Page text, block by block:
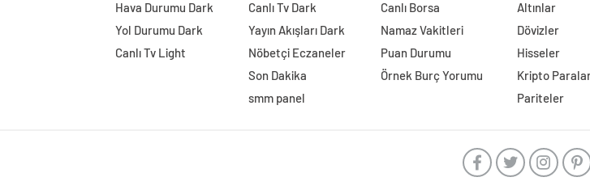
Hava Durumu Dark
Yol Durumu Dark
Canlı Tv Light
Canlı Tv Dark
Yayın Akışları Dark
Nöbetçi Eczaneler
Son Dakika
smm panel
Canlı Borsa
Namaz Vakitleri
Puan Durumu
Örnek Burç Yorumu
Altınlar
Dövizler
Hisseler
Kripto
Pariteler